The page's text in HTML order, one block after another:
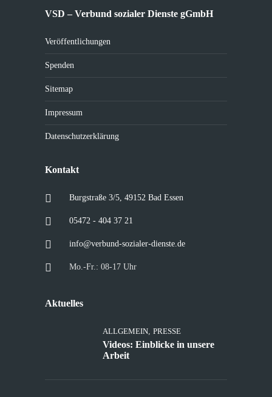
VSD – Verbund sozialer Dienste gGmbH
Veröffentlichungen
Spenden
Sitemap
Impressum
Datenschutzerklärung
Kontakt
Burgstraße 3/5, 49152 Bad Essen
05472 - 404 37 21
info@verbund-sozialer-dienste.de
Mo.-Fr.: 08-17 Uhr
Aktuelles
ALLGEMEIN, PRESSE
Videos: Einblicke in unsere
Arbeit